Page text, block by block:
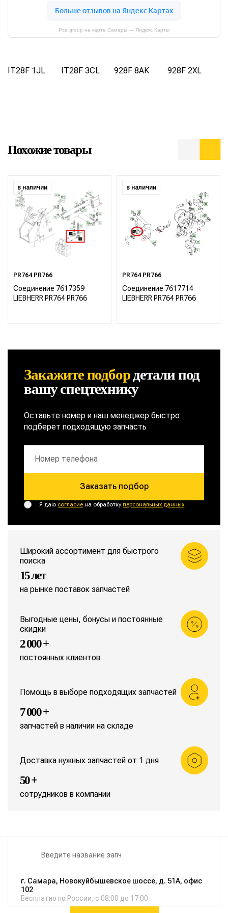
Pca group на карте Самары — Яндекс Карты
IT28F 1JL IT28F 3CL 928F 8AK 928F 2XL
Похожие товары
в наличии
PR764 PR766
Соединение 7617359
LIEBHERR PR764 PR766
в наличии
PR764 PR766
Соединение 7617714
LIEBHERR PR764 PR766
Закажите подбордеталипод
вашу спецтехнику
Оставьте номер и наш менеджер быстро
подберет подходящую запчасть
Заказать подбор
Я даю согласие на обработкуперсональных данных
Широкий ассортимент для быстрого
поиска
15 лет
на рынке поставок запчастей
Выгодные цены, бонусы и постоянные
скидки
2 000 +
постоянных клиентов
Помощь в выборе подходящих запчастей
7 000 +
запчастей в наличии на складе
Доставка нужных запчастей от 1 дня
50 +
сотрудников в компании
г. Самара, Новокуйбышевское шоссе, д. 51А, офис
102
Бесплатно по России, с 08:00 до 17:00